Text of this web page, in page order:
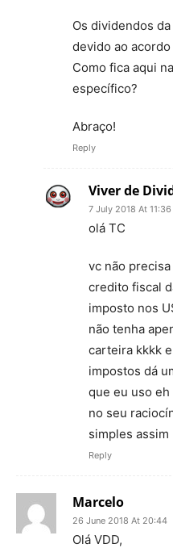
Os dividendos
devido ao
Como fica aqui
específico?
Abraço!
Reply
Viver de
7 July 2018 At 11:36
olá TC
vc não
credito fiscal
imposto nos
não tenha
carteira kkkk
impostos dá
que eu uso
no seu
simples assim
Reply
Marcelo
26 June 2018 At 20:44
Olá VDD,